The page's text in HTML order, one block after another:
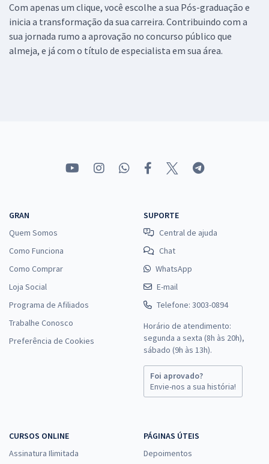
Com apenas um clique, você escolhe a sua Pós-graduação e
inicia a transformação da sua carreira. Contribuindo com a
sua jornada rumo a aprovação no concurso público que
almeja, e já com o título de especialista em sua área.
GRAN
Quem Somos
Como Funciona
Como Comprar
Loja Social
Programa de Afiliados
Trabalhe Conosco
Preferência de Cookies
SUPORTE
Central de ajuda
Chat
WhatsApp
E-mail
Telefone: 3003-0894
Horário de atendimento:
segunda a sexta (8h às 20h),
sábado (9h às 13h).
Foi aprovado?
Envie-nos a sua história!
CURSOS ONLINE
Assinatura Ilimitada
PÁGINAS ÚTEIS
Depoimentos